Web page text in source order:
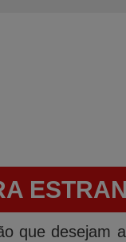
que desejam